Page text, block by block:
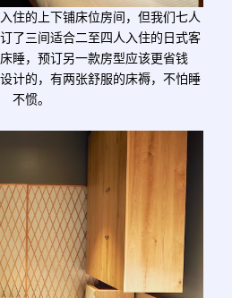
住的上下铺床位房间，但我们七人
了三间适合二至四人入住的日式客
睡，预订另一款房型应该更省钱
计的，有两张舒服的床褥，不怕睡
不惯。